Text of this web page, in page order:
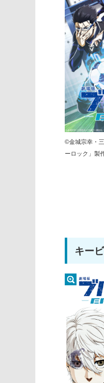
©金城宗幸・
ーロック」製
キー